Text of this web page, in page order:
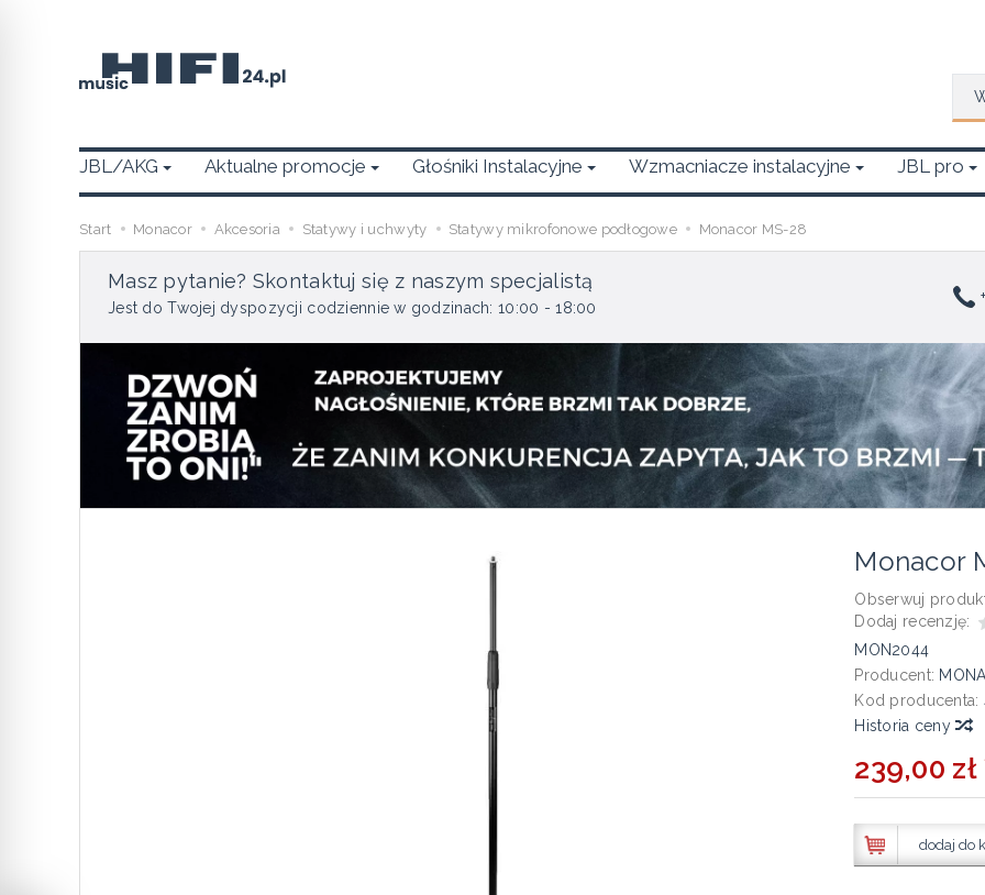
JBL/AKG Aktualne promocje Głośniki Instalacyjne Wzmacniacze instalacyjne JBL pro
Start Monacor Akcesoria Statywy i uchwyty Statywy mikrofonowe podłogowe Monacor MS-28
Masz pytanie? Skontaktuj się z naszym specjalistą
Jest do Twojej dyspozycji codziennie w godzinach: 10:00 - 18:00
Monacor
Obserwuj
Dodaj recenzję:
MON2044
Producent:
Kod producenta:
Historia ceny
239,00 zł
dodaj do